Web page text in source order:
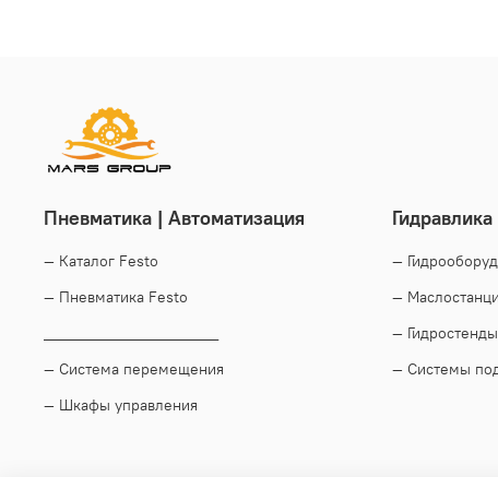
Пневматика | Автоматизация
— Каталог Festo
— Пневматика Festo
— Система перемещения
— Шкафы управления
Гидравлика
—
—
— Гидростенды
— Системы